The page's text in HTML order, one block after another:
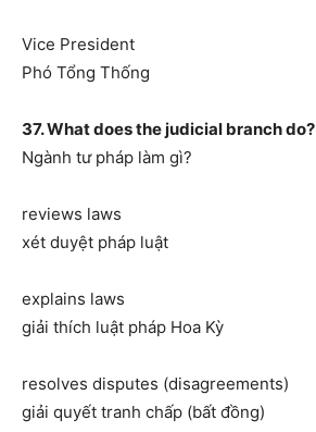
Vice President
Phó Tổng Thống
37. What does the judicial branch do?
Ngành tư pháp làm gì?
reviews laws
xét duyệt pháp luật
explains laws
giải thích luật pháp Hoa Kỳ
resolves disputes (disagreements)
giải quyết tranh chấp (bất đồng)